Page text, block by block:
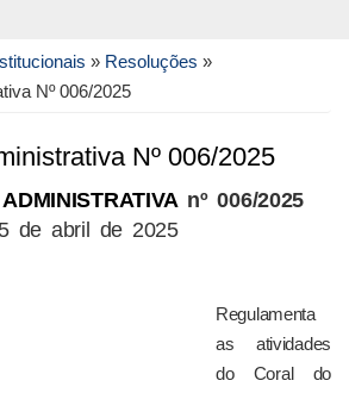
» Resoluções »
Nº 006/2025
Nº 006/2025
nº 006/2025
de abril de 2025
Regulamenta
as atividades
do Coral do